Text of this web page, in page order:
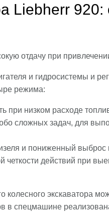
Liebherr 920:
отдачу при
и гидросистемы и
режима:
при низком расходе
сложных задач, для
и пониженный
действий при
экскаватора
в спецмашине